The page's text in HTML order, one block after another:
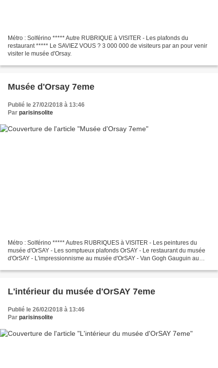
Métro : Solférino ***** Autre RUBRIQUE à VISITER - Les plafonds du
restaurant ***** Le SAVIEZ VOUS ? 3 000 000 de visiteurs par an pour venir
visiter le musée d'Orsay.
Musée d'Orsay 7eme
Publié le 27/02/2018 à 13:46
Par parisinsolite
Métro : Solférino ***** Autres RUBRIQUES à VISITER - Les peintures du
musée d'OrSAY - Les somptueux plafonds OrSAY - Le restaurant du musée
d'OrSAY - L'impressionnisme au musée d'OrSAY - Van Gogh Gauguin au
L'intérieur du musée d'OrSAY 7eme
Publié le 26/02/2018 à 13:46
Par parisinsolite